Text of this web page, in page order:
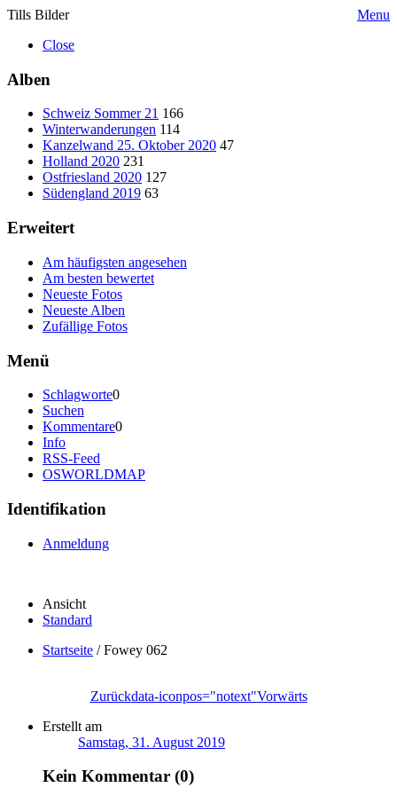
Tills Bilder
Menu
Close
Alben
Schweiz Sommer 21 166
Winterwanderungen 114
Kanzelwand 25. Oktober 2020 47
Holland 2020 231
Ostfriesland 2020 127
Südengland 2019 63
Erweitert
Am häufigsten angesehen
Am besten bewertet
Neueste Fotos
Neueste Alben
Zufällige Fotos
Menü
Schlagworte0
Suchen
Kommentare0
Info
RSS-Feed
OSWORLDMAP
Identifikation
Anmeldung
Ansicht
Standard
Startseite /Fowey 062
Zurückdata-iconpos="notext"Vorwärts
Erstellt am
Samstag, 31. August 2019
Kein Kommentar (0)